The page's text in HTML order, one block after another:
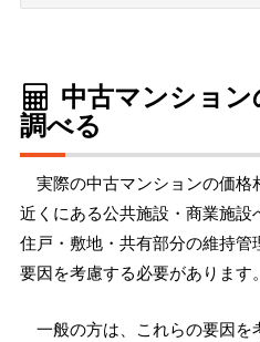
中古マンショ
調べる
実際の中古マンションの価格
近くにある公共施設・商業施設
住戸・敷地・共有部分の維持
要因を考慮する必要があります。
一般の方は、これらの要因